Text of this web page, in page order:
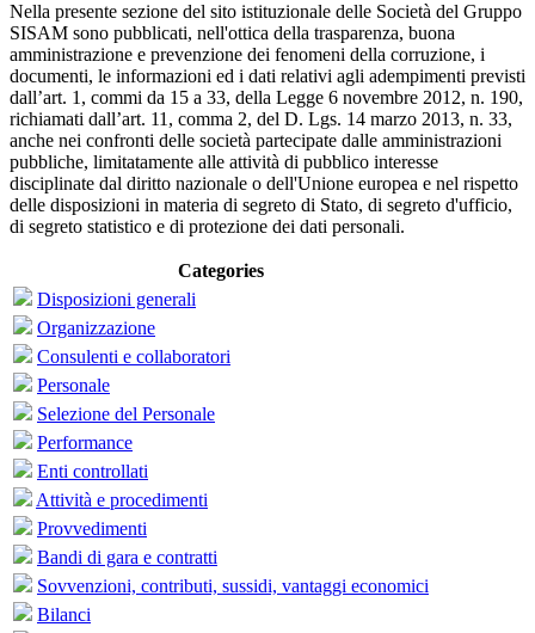
Nella presente sezione del sito istituzionale delle Società del Gruppo
SISAM sono pubblicati, nell'ottica della trasparenza, buona
amministrazione e prevenzione dei fenomeni della corruzione, i
documenti, le informazioni ed i dati relativi agli adempimenti previsti
dall’art. 1, commi da 15 a 33, della Legge 6 novembre 2012, n. 190,
richiamati dall’art. 11, comma 2, del D. Lgs. 14 marzo 2013, n. 33,
anche nei confronti delle società partecipate dalle amministrazioni
pubbliche, limitatamente alle attività di pubblico interesse
disciplinate dal diritto nazionale o dell'Unione europea e nel rispetto
delle disposizioni in materia di segreto di Stato, di segreto d'ufficio,
di segreto statistico e di protezione dei dati personali.
Categories
Disposizioni generali
Organizzazione
Consulenti e collaboratori
Personale
Selezione del Personale
Performance
Enti controllati
Attività e procedimenti
Provvedimenti
Bandi di gara e contratti
Sovvenzioni, contributi, sussidi, vantaggi economici
Bilanci